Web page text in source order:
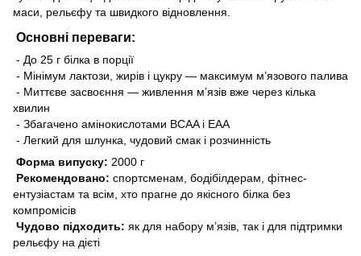
маси, рельєфу та швидкого відновлення.
Основні переваги:
- До 25 г білка в порції
- Мінімум лактози, жирів і цукру — максимум м’язового палива
- Миттєве засвоєння — живлення м’язів вже через кілька
хвилин
- Збагачено амінокислотами BCAA і EAA
- Легкий для шлунка, чудовий смак і розчинність
Форма випуску: 2000 г
Рекомендовано: спортсменам, бодібілдерам, фітнес-
ентузіастам та всім, хто прагне до якісного білка без
компромісів
Чудово підходить: як для набору м’язів, так і для підтримки
рельєфу на дієті